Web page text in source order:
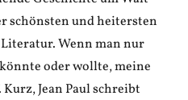
schönsten und heitersten
Wenn man nur
oder wollte, meine
Jean Paul schreibt